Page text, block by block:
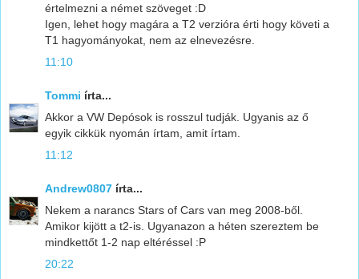
értelmezni a német szöveget :D
Igen, lehet hogy magára a T2 verzióra érti hogy követi a
T1 hagyományokat, nem az elnevezésre.
11:10
Tommi írta...
Akkor a VW Depósok is rosszul tudják. Ugyanis az ő
egyik cikkük nyomán írtam, amit írtam.
11:12
Andrew0807 írta...
Nekem a narancs Stars of Cars van meg 2008-ből.
Amikor kijött a t2-is. Ugyanazon a héten szereztem be
mindkettőt 1-2 nap eltéréssel :P
20:22